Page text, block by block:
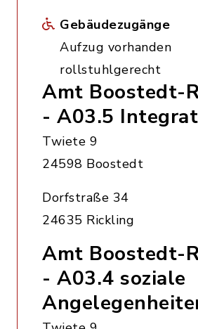
Gebäudezugänge
Aufzug vorhanden
rollstuhlgerecht
Amt Boostedt-
- A03.5
Twiete 9
24598 Boostedt
Dorfstraße 34
24635 Rickling
Amt Boostedt-
- A03.4 soziale